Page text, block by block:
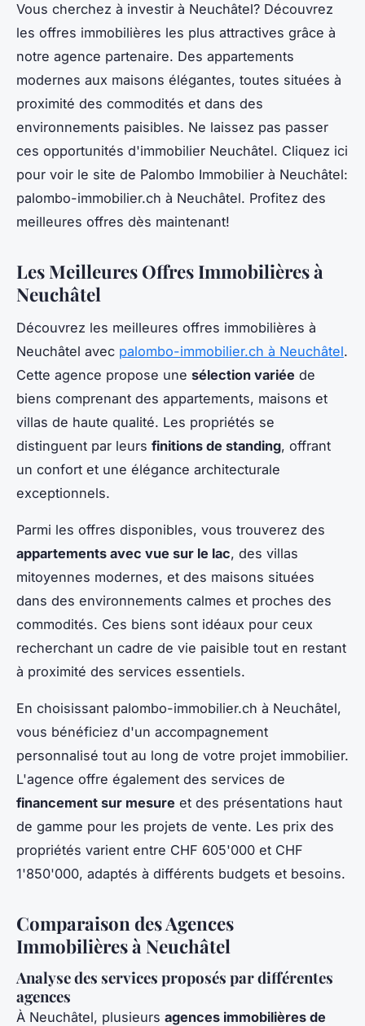
Vous cherchez à investir à Neuchâtel? Découvrez
les offres immobilières les plus attractives grâce à
notre agence partenaire. Des appartements
modernes aux maisons élégantes, toutes situées à
proximité des commodités et dans des
environnements paisibles. Ne laissez pas passer
ces opportunités d'immobilier Neuchâtel. Cliquez ici
pour voir le site de Palombo Immobilier à Neuchâtel:
palombo-immobilier.ch à Neuchâtel. Profitez des
meilleures offres dès maintenant!
Les Meilleures Offres Immobilières à
Neuchâtel
Découvrez les meilleures offres immobilières à
Neuchâtel avec palombo-immobilier.ch à Neuchâtel.
Cette agence propose une sélection variée de
biens comprenant des appartements, maisons et
villas de haute qualité. Les propriétés se
distinguent par leurs finitions de standing, offrant
un confort et une élégance architecturale
exceptionnels.
Parmi les offres disponibles, vous trouverez des
appartements avec vue sur le lac, des villas
mitoyennes modernes, et des maisons situées
dans des environnements calmes et proches des
commodités. Ces biens sont idéaux pour ceux
recherchant un cadre de vie paisible tout en restant
à proximité des services essentiels.
En choisissant palombo-immobilier.ch à Neuchâtel,
vous bénéficiez d'un accompagnement
personnalisé tout au long de votre projet immobilier.
L'agence offre également des services de
financement sur mesure et des présentations haut
de gamme pour les projets de vente. Les prix des
propriétés varient entre CHF 605'000 et CHF
1'850'000, adaptés à différents budgets et besoins.
Comparaison des Agences
Immobilières à Neuchâtel
Analyse des services proposés par différentes
agences
À Neuchâtel, plusieurs agences immobilières de